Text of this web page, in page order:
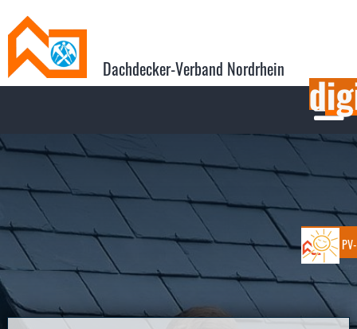

Dachdecker-Verband Nordrhein